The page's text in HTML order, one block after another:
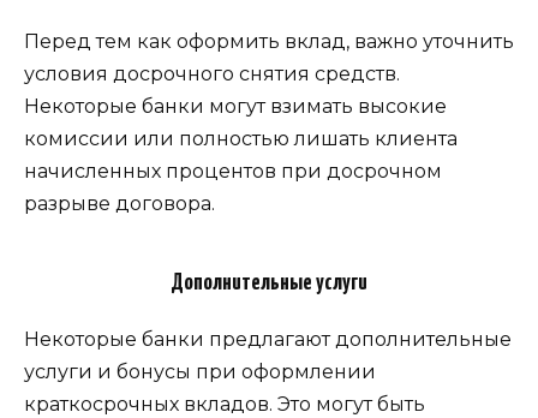
Перед тем как оформить вклад, важно уточнить
условия досрочного снятия средств.
Некоторые банки могут взимать высокие
комиссии или полностью лишать клиента
начисленных процентов при досрочном
разрыве договора.
Дополнительные услуги
Некоторые банки предлагают дополнительные
услуги и бонусы при оформлении
краткосрочных вкладов. Это могут быть